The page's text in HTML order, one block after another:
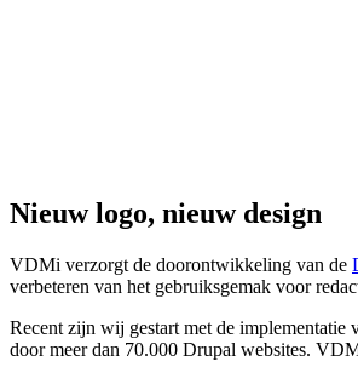
Nieuw logo, nieuw design
VDMi verzorgt de doorontwikkeling van de
verbeteren van het gebruiksgemak voor
Recent zijn wij gestart met de
door meer dan 70.000 Drupal websites.